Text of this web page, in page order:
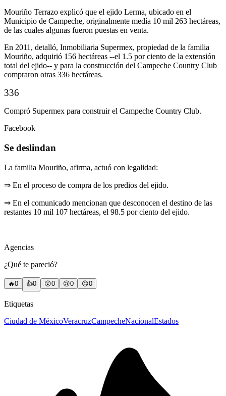
Mouriño Terrazo explicó que el ejido Lerma, ubicado en el
Municipio de Campeche, originalmente medía 10 mil 263 hectáreas,
de las cuales algunas fueron puestas en venta.
En 2011, detalló, Inmobiliaria Supermex, propiedad de la familia
Mouriño, adquirió 156 hectáreas --el 1.5 por ciento de la extensión
total del ejido-- y para la construcción del Campeche Country Club
compraron otras 336 hectáreas.
336
Compró Supermex para construir el Campeche Country Club.
Facebook
Se deslindan
La familia Mouriño, afirma, actuó con legalidad:
⇒ En el proceso de compra de los predios del ejido.
⇒ En el comunicado mencionan que desconocen el destino de las
restantes 10 mil 107 hectáreas, el 98.5 por ciento del ejido.
Agencias
¿Qué te pareció?
🔥0 👍0 😲0 😢0 😠0
Etiquetas
Ciudad de MéxicoVeracruzCampecheNacionalEstados